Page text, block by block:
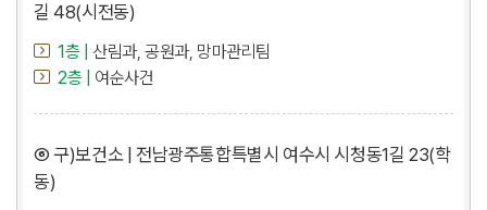
길 48(시전동)
1층 |
산림과, 공원과, 망마관리팀
2층 |
여순사건
⑥ 구)보건소 | 전남광주통합특별시 여수시 시청동1길 23(학
동)